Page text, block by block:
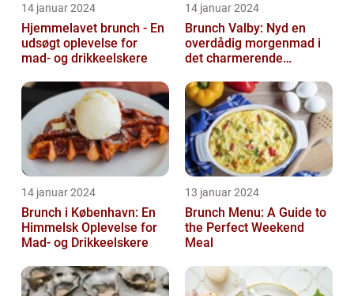
14 januar 2024
Hjemmelavet brunch - En
udsøgt oplevelse for
mad- og drikkeelskere
14 januar 2024
Brunch Valby: Nyd en
overdådig morgenmad i
det charmerende
14 januar 2024
Brunch i København: En
Himmelsk Oplevelse for
Mad- og Drikkeelskere
13 januar 2024
Brunch Menu: A Guide to
the Perfect Weekend
Meal